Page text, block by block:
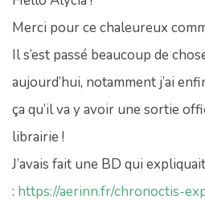
Merci pour ce chaleureux
Il s’est passé beaucoup de
aujourd’hui, notamment j’ai
ça qu’il va y avoir une sortie
librairie !
J’avais fait une BD qui
: https://aerinn.fr/chronoctis-